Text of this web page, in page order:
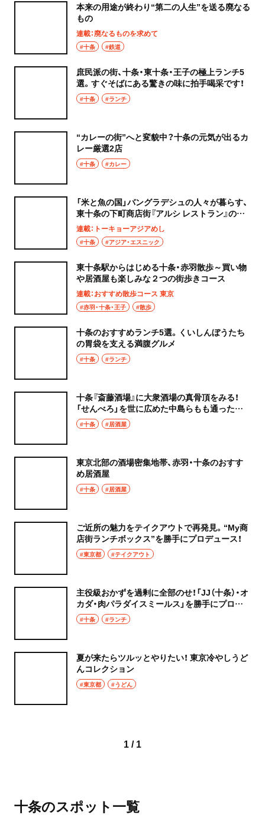
本来の用途が終わり“第二の人生”を送る廃なる
もの
連載：廃なるものを求めて
#十条 #鉄道
庶民派の街、十条・東十条・王子の極上ランチ5
選。すぐそばにある驚きの味に拍手喝采です！
#十条 #ランチ
“カレーの街”へと変貌中？十条の元気が出るカ
レー厳選2店
#十条 #カレー
「米と魚の国」バングラデシュの人々が暮らす、
東十条の下町商店街『アルシ レストラン』のカ
レー
連載：トーキョーアジアめし
#十条 #アジア・エスニック
東十条駅からはじめる十条・赤羽散歩～買い物
や居酒屋も楽しみな２つの街歩きコース
連載：おすすめ散歩コース 東京
#赤羽・十条・王子 #散歩
十条のおすすめランチ5選。くいしんぼうたち
の胃袋を支える満腹グルメ
#十条 #ランチ
十条『斎藤酒場』に大衆酒場の真骨頂をみる！
「せんべろ」を世に広めた中島らもも通った名
店#十条 #居酒屋
東京北部の酒場密集地帯、赤羽・十条のおすす
め居酒屋
#十条 #居酒屋
ご近所の魅力をテイクアウトで再発見。“My商
店街ランチボックス”を勝手にプロデュース！
#東京都 #テイクアウト
主役級おかずを過剰に全部のせ！「JJ（十条）・オ
カダ・肉パラダイスミールス」を勝手にプロデ
ュース！
#十条 #ランチ
夏が来たらツルッとやりたい！ 東京冷やしうど
んコレクション
#東京都 #うどん
1 / 1
十条のスポット一覧